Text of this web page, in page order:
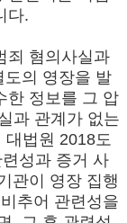
다.
죄 혐의사실과
도의 영장을 발
한 정보를 그 압
과 관계가 없는
법원 2018도
성과 증거 사
관이 영장 집행
추어 관련성을